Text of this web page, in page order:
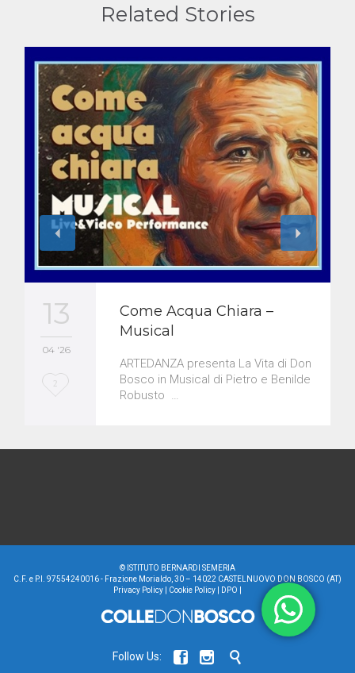
Related Stories
13
04 '26
2
Come Acqua Chiara –
Musical
ARTEDANZA presenta La Vita di Don
Bosco in Musical di Pietro e Benilde
Robusto …
© ISTITUTO BERNARDI SEMERIA
C.F. e P.I. 97554240016 - Frazione Morialdo, 30 – 14022 CASTELNUOVO DON BOSCO (AT)
Privacy Policy
Cookie Policy DPO
Follow Us:   